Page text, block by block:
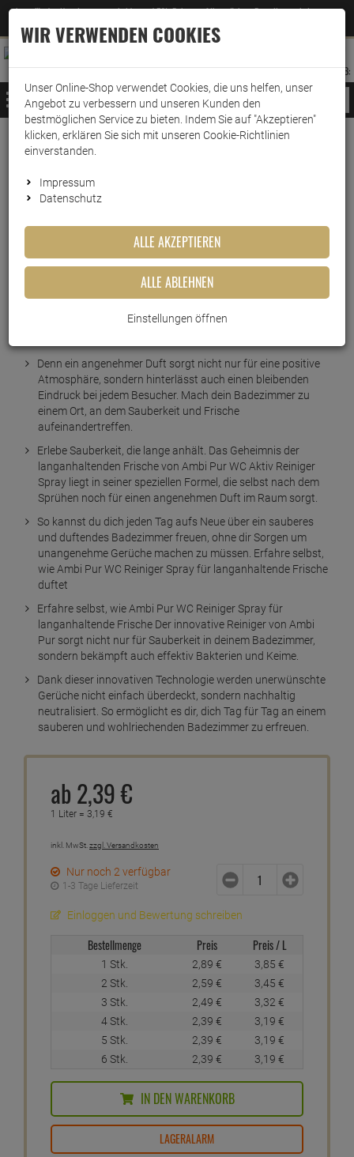
Jetzt für den Newsletter entscheiden und 5% Rabatt auf Ihre nächste Bestellung erhalten
–Zum Newsletter
ANMELDEN
AUFKLAPPEN
MERKZETTEL
WARENKORB:
MENÜ
Weiter einkaufen www.wark24.de Haushaltsreiniger
Ambi Pur WC Aktiv Reiniger Citrus & Waterlilly 75…
Ambi Pur WC Aktiv Reiniger
Citrus & Waterlilly 750ml Spray
Artikel-Nummer:10017381
Denn ein angenehmer Duft sorgt nicht nur für eine positive
Atmosphäre, sondern hinterlässt auch einen bleibenden
Eindruck bei jedem Besucher. Mach dein Badezimmer zu
einem Ort, an dem Sauberkeit und Frische
aufeinandertreffen.
Erlebe Sauberkeit, die lange anhält. Das Geheimnis der
langanhaltenden Frische von Ambi Pur WC Aktiv Reiniger
Spray liegt in seiner speziellen Formel, die selbst nach dem
Sprühen noch für einen angenehmen Duft im Raum sorgt.
So kannst du dich jeden Tag aufs Neue über ein sauberes
und duftendes Badezimmer freuen, ohne dir Sorgen um
unangenehme Gerüche machen zu müssen. Erfahre selbst,
wie Ambi Pur WC Reiniger Spray für langanhaltende Frische
duftet
Erfahre selbst, wie Ambi Pur WC Reiniger Spray für
langanhaltende Frische Der innovative Reiniger von Ambi
Pur sorgt nicht nur für Sauberkeit in deinem Badezimmer,
sondern bekämpft auch effektiv Bakterien und Keime.
Dank dieser innovativen Technologie werden unerwünschte
Gerüche nicht einfach überdeckt, sondern nachhaltig
neutralisiert. So ermöglicht es dir, dich Tag für Tag an einem
sauberen und wohlriechenden Badezimmer zu erfreuen.
ab 2,39€
1 Liter = 3,19 €
inkl. MwSt.zzgl. Versandkosten
Nur noch 2 verfügbar
1-3 Tage Lieferzeit
Einloggen und Bewertung schreiben
Bestellmenge Preis Preis / L
1 Stk. 2,89 € 3,85 €
2 Stk.
2,59 € 3,45 €
3 Stk.
2,49 € 3,32 €
4 Stk.
2,39 € 3,19 €
5 Stk.
2,39 € 3,19 €
6 Stk.
2,39 € 3,19 €
IN DEN WARENKORB
LAGERALARM
WIR VERWENDEN COOKIES
Unser Online-Shop verwendet Cookies, die uns helfen, unser
Angebot zu verbessern und unseren Kunden den
bestmöglichen Service zu bieten. Indem Sie auf "Akzeptieren"
klicken, erklären Sie sich mit unseren Cookie-Richtlinien
einverstanden.
Impressum
Datenschutz
ALLE AKZEPTIEREN
ALLE ABLEHNEN
Einstellungen öffnen